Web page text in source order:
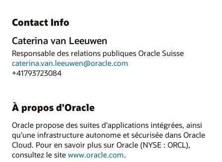
Contact Info
Caterina van Leeuwen
Responsable des relations publiques Oracle Suisse
caterina.van.leeuwen@oracle.com
+41793723084
À propos d’Oracle
Oracle propose des suites d’applications intégrées, ainsi
qu’une infrastructure autonome et sécurisée dans Oracle
Cloud. Pour en savoir plus sur Oracle (NYSE : ORCL),
consultez le site www.oracle.com.